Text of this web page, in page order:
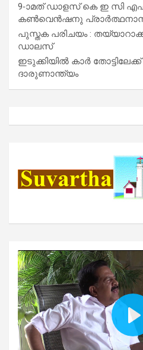
9-ാമത് ഡാളസ് കെ ഇ സി
കൺവെൻഷനു
പുസ്തക പരിചയം :
ഡാലസ്
ഇടുക്കിയിൽ കാർ
ദാരുണാന്ത്യം